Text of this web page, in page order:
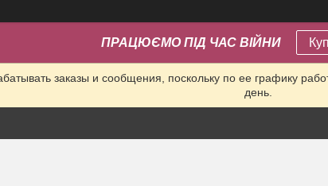
ПРАЦЮЄМО ПІД ЧАС ВІЙНИ
заказы и сообщения, поскольку по ее графику
день.